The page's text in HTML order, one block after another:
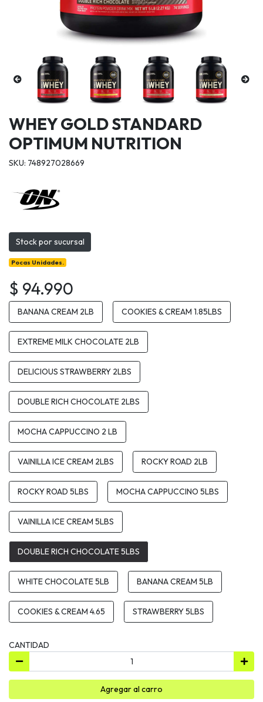
WHEY GOLD STANDARD
OPTIMUM NUTRITION
SKU: 748927028669
Stock por sucursal
Pocas Unidades.
$ 94.990
BANANA CREAM 2LB COOKIES & CREAM 1.85LBS
EXTREME MILK CHOCOLATE 2LB
DELICIOUS STRAWBERRY 2LBS
DOUBLE RICH CHOCOLATE 2LBS
MOCHA CAPPUCCINO 2 LB
VAINILLA ICE CREAM 2LBS ROCKY ROAD 2LB
ROCKY ROAD 5LBS MOCHA CAPPUCCINO 5LBS
VAINILLA ICE CREAM 5LBS
DOUBLE RICH CHOCOLATE 5LBS
WHITE CHOCOLATE 5LB BANANA CREAM 5LB
COOKIES & CREAM 4.65 STRAWBERRY 5LBS
CANTIDAD
Agregar al carro